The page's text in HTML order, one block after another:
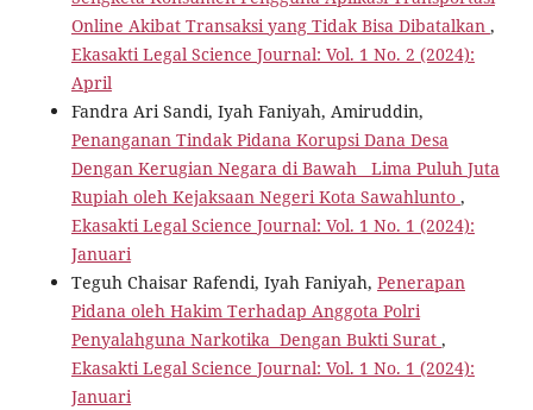
Online Akibat Transaksi yang Tidak Bisa Dibatalkan ,
Ekasakti Legal Science Journal: Vol. 1 No. 2 (2024):
April
Fandra Ari Sandi, Iyah Faniyah, Amiruddin,
Penanganan Tindak Pidana Korupsi Dana Desa
Dengan Kerugian Negara di Bawah Lima Puluh Juta
Rupiah oleh Kejaksaan Negeri Kota Sawahlunto ,
Ekasakti Legal Science Journal: Vol. 1 No. 1 (2024):
Januari
Teguh Chaisar Rafendi, Iyah Faniyah, Penerapan
Pidana oleh Hakim Terhadap Anggota Polri
Penyalahguna Narkotika Dengan Bukti Surat ,
Ekasakti Legal Science Journal: Vol. 1 No. 1 (2024):
Januari